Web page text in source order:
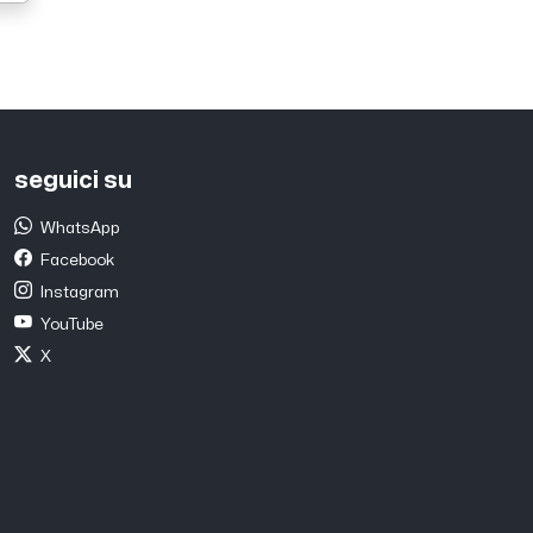
seguici su
WhatsApp
Facebook
Instagram
YouTube
X